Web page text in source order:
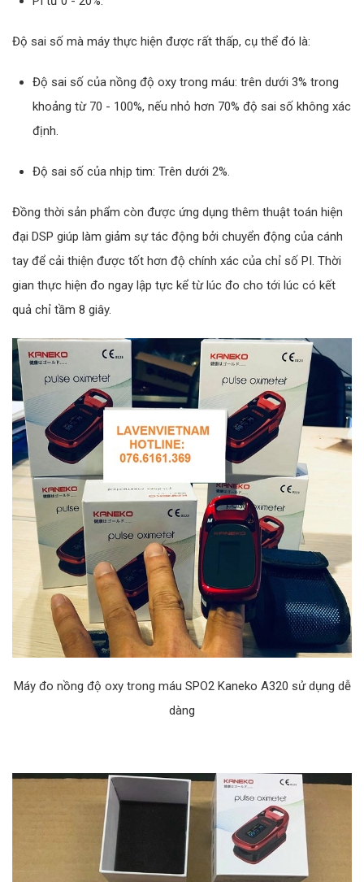
Độ sai số mà máy thực hiện được rất thấp, cụ thể đó là:
Độ sai số của nồng độ oxy trong máu: trên dưới 3% trong
khoảng từ 70 - 100%, nếu nhỏ hơn 70% độ sai số không xác
định.
Độ sai số của nhịp tim: Trên dưới 2%.
Đồng thời sản phẩm còn được ứng dụng thêm thuật toán hiện
đại DSP giúp làm giảm sự tác động bởi chuyển động của cánh
tay để cải thiện được tốt hơn độ chính xác của chỉ số PI. Thời
gian thực hiện đo ngay lập tực kể từ lúc đo cho tới lúc có kết
quả chỉ tầm 8 giây.
Máy đo nồng độ oxy trong máu SPO2 Kaneko A320 sử dụng dễ
dàng